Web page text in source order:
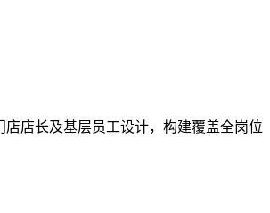
店长及基层员工设计，构建覆盖全岗位